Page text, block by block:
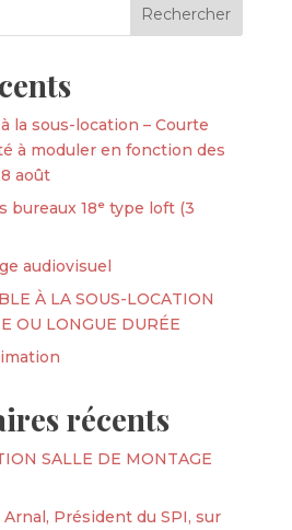
la sous-location – Courte
à moduler en fonction des
août
bureaux 18ᵉ type loft (3
audiovisuel
À LA SOUS-LOCATION
OU LONGUE DURÉE
récents
SALLE DE MONTAGE
Président du SPI, sur